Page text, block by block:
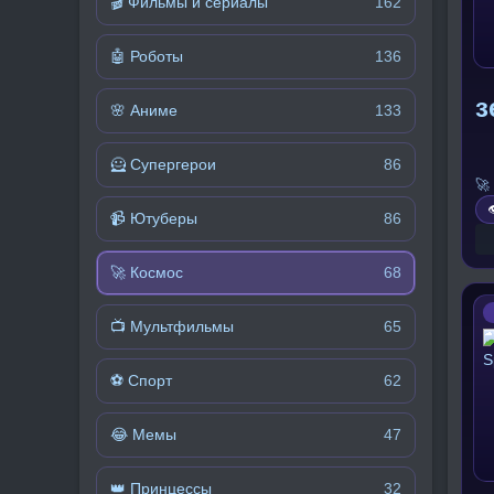
🤖 Роботы 136
🌸 Аниме 133
🦸 Супергерои 86
📹 Ютуберы 86
🚀 Космос 68
📺 Мультфильмы 65
⚽ Спорт 62
😂 Мемы 47
👑 Принцессы 32
🚀